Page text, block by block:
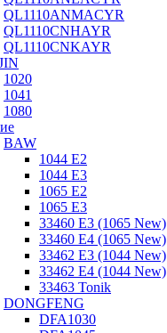
QL1110ANMACYR
QL1110CNHAYR
QL1110CNKAYR
1020
1041
1080
BAW
1044 E2
1044 E3
1065 E2
1065 E3
33460 E3 (1065 New)
33460 E4 (1065 New)
33462 E3 (1044 New)
33462 E4 (1044 New)
33463 Tonik
DONGFENG
DFA1030